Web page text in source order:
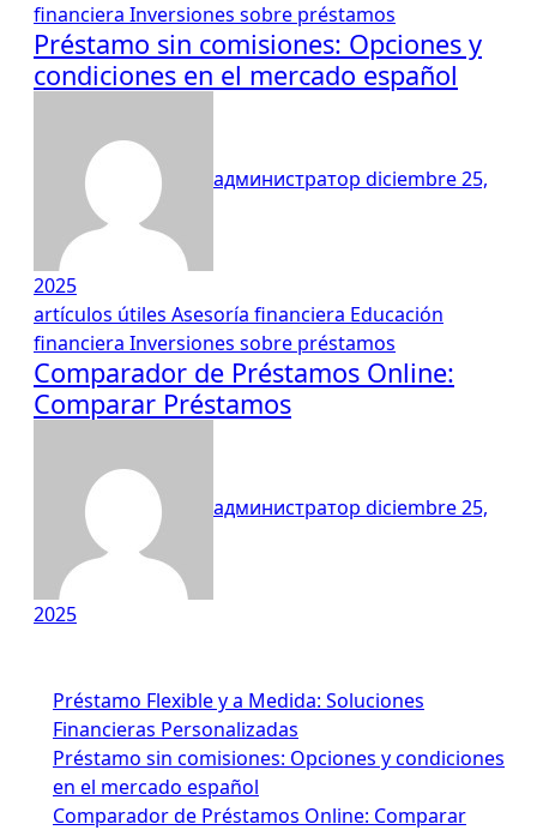
financiera Inversiones sobre préstamos
Préstamo sin comisiones: Opciones y
condiciones en el mercado español
администратор diciembre 25,
2025
artículos útiles Asesoría financiera Educación
financiera Inversiones sobre préstamos
Comparador de Préstamos Online:
Comparar Préstamos
администратор diciembre 25,
2025
Préstamo Flexible y a Medida: Soluciones
Financieras Personalizadas
Préstamo sin comisiones: Opciones y condiciones
en el mercado español
Comparador de Préstamos Online: Comparar